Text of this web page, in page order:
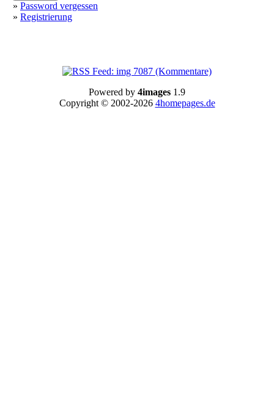
» Password vergessen
» Registrierung
Powered by 4images 1.9
Copyright © 2002-2026 4homepages.de